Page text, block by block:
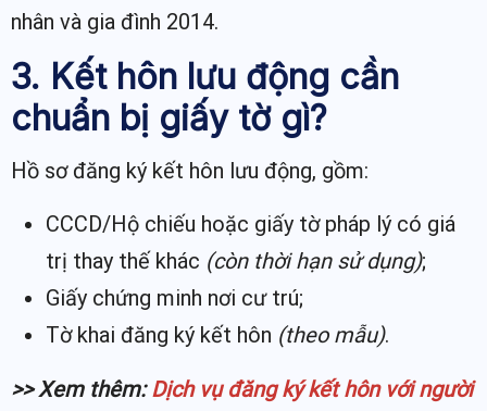
nhân và gia đình 2014.
3. Kết hôn lưu động cần
chuẩn bị giấy tờ gì?
Hồ sơ đăng ký kết hôn lưu động, gồm:
CCCD/Hộ chiếu hoặc giấy tờ pháp lý có giá
trị thay thế khác (còn thời hạn sử dụng);
Giấy chứng minh nơi cư trú;
Tờ khai đăng ký kết hôn (theo mẫu).
>> Xem thêm: Dịch vụ đăng ký kết hôn với người